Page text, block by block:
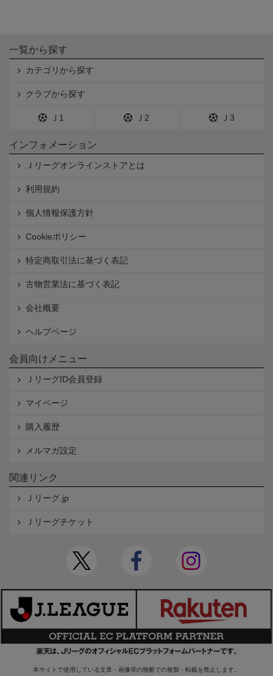
一覧から探す
カテゴリから探す
クラブから探す
Ｊ1 Ｊ2 Ｊ3
インフォメーション
Ｊリーグオンラインストアとは
利用規約
個人情報保護方針
Cookieポリシー
特定商取引法に基づく表記
古物営業法に基づく表記
会社概要
ヘルプページ
会員向けメニュー
ＪリーグID会員登録
マイページ
購入履歴
メルマガ設定
関連リンク
Ｊリーグ.jp
Ｊリーグチケット
本サイトで使用している文章・画像等の無断での複製・転載を禁止します。